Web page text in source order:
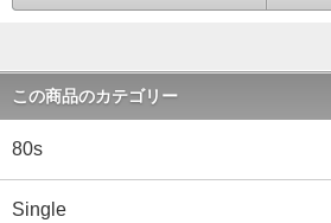
この商品のカテゴリー
80s
Single